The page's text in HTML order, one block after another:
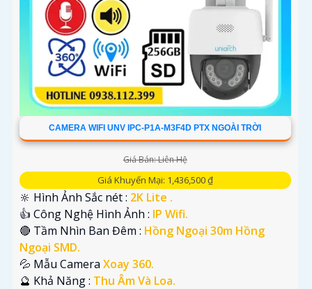
CAMERA WIFI UNV IPC-P1A-M3F4D PTX NGOÀI TRỜI
Giá Bán: Liên Hệ
Giá Khuyến Mại: 1,436,500 ₫
🔆 Hình Ảnh Sắc nét : 2K Lite .
👍 Công Nghệ Hình Ảnh : IP Wifi.
🔴 Tầm Nhìn Ban Đêm : Hồng Ngoại 30m Hồng
Ngoại SMD.
💦 Mẫu Camera Xoay 360.
️🔮 Khả Năng : Thu Âm Và Loa.